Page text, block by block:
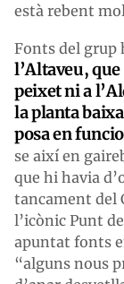
està rebent
Fonts del grup
l’Altaveu, que
peixet ni a
la planta
posa en
se així en
que hi havia
tancament del
l’icònic Punt
apuntat fonts
“alguns nous